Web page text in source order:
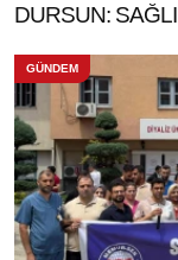
DURSUN:
GÜNDEM